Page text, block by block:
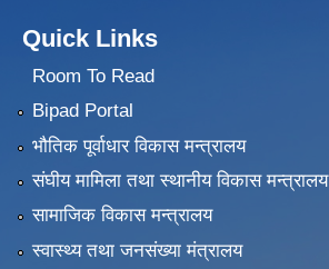
Quick Links
Room To Read
Bipad Portal
भौतिक पूर्वाधार विकास मन्त्रालय
संघीय मामिला तथा स्थानीय विकास मन्त्रालय
सामाजिक विकास मन्त्रालय
स्वास्थ्य तथा जनसंख्या मंत्रालय